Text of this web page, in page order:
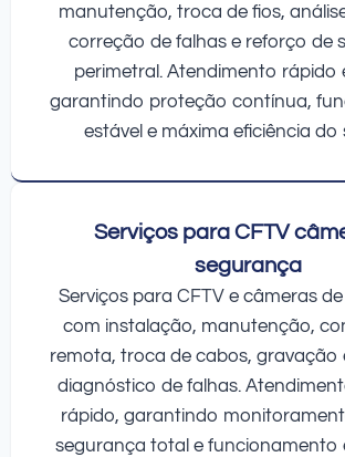
manutenção, troca de fios,
correção de falhas e reforço de
perimetral. Atendimento rápido
garantindo proteção contínua,
estável e máxima eficiência do
Serviços para CFTV
segurança
Serviços para CFTV e câmeras
com instalação, manutenção,
remota, troca de cabos, gravação
diagnóstico de falhas.
rápido, garantindo
segurança total e funcionamento